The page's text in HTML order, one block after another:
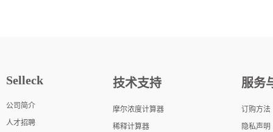
Selleck
公司简介
人才招聘
技术支持
摩尔浓度计算器
稀释计算器
服务
订购方法
隐私声明